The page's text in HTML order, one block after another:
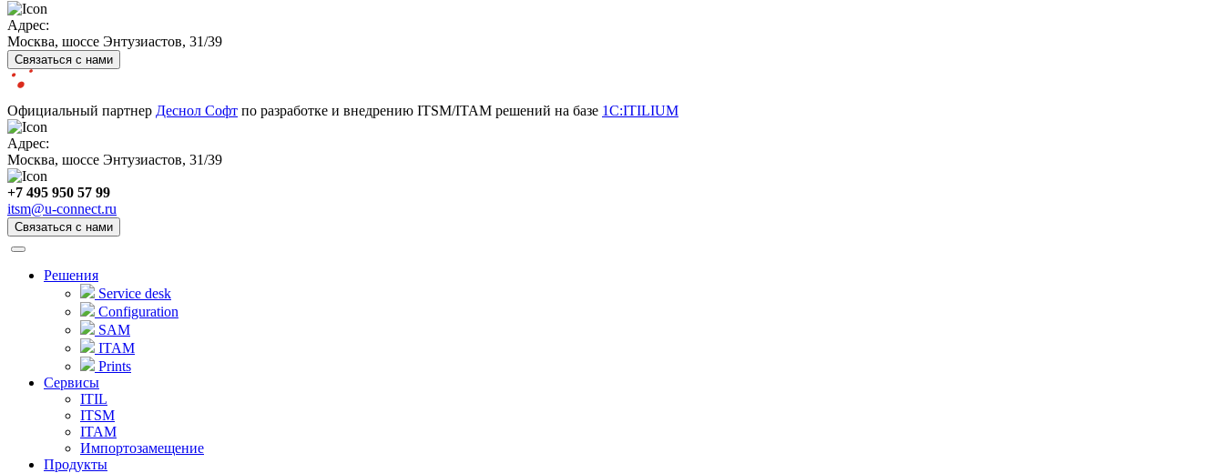
Адрес:
Москва, шоссе Энтузиастов, 31/39
Связаться с нами
Официальный партнер Деснол Софт по разработке и внедрению ITSM/ITAM решений на базе 1С:ITILIUM
Адрес:
Москва, шоссе Энтузиастов, 31/39
+7 495 950 57 99
itsm@u-connect.ru
Связаться с нами
Решения
Service desk
Configuration
SAM
ITAM
Prints
Сервисы
ITIL
ITSM
ITAM
Импортозамещение
Продукты